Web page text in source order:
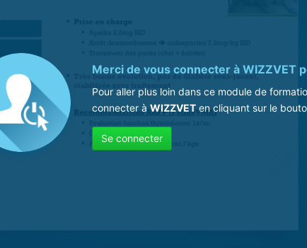
Merci de vous connecter àWIZZVET
Pour aller plus loin dans ce module de
connecter àWIZZVET en cliquant sur le
Se connecter